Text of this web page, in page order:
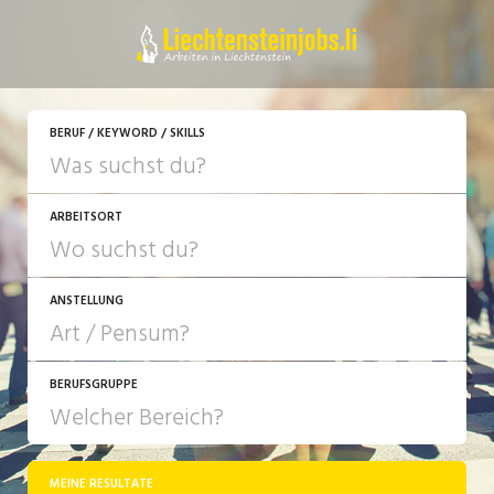
BERUF / KEYWORD / SKILLS
ARBEITSORT
ANSTELLUNG
JOB-TYP
Festanstellung
BERUFSGRUPPE
MEINE RESULTATE
JETZT BEWERBEN